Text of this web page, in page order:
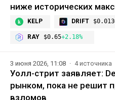
ниже исторических
KELP DRIFT
RAY $0.65+2.18%
3 июня 2026, 11:08 4 источника
Уолл-стрит заявляет:
рынком, пока не решит
взломов